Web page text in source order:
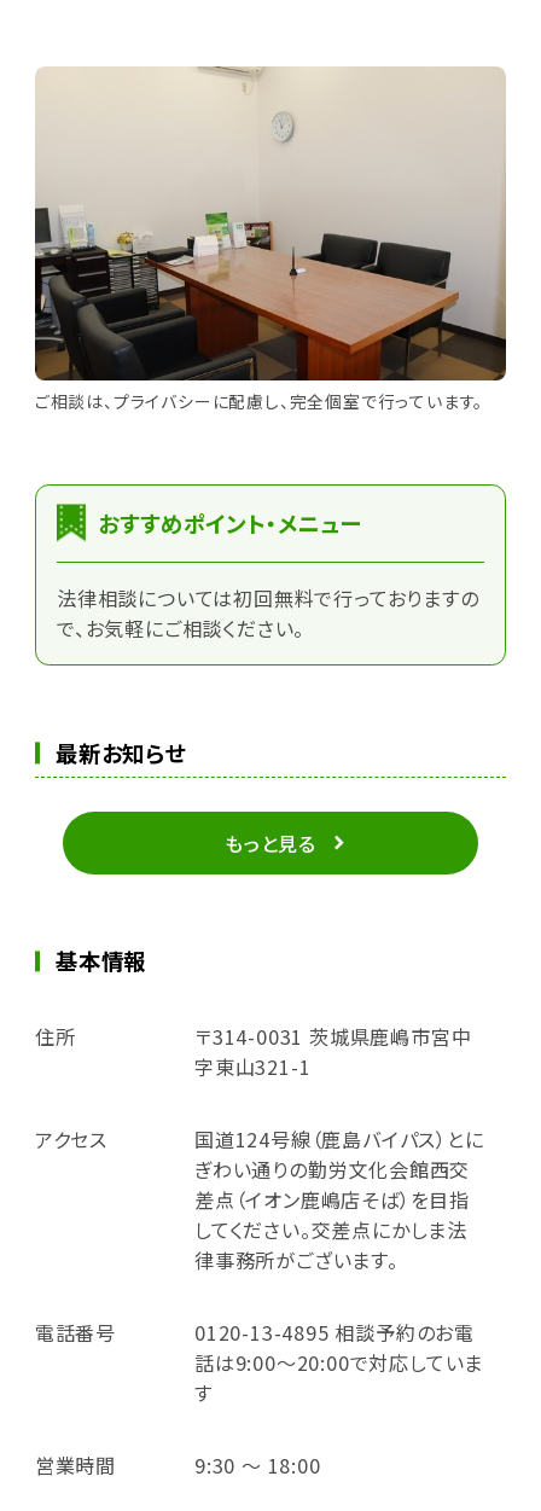
ご相談は、プライバシーに配慮し、完全個室で行っています。
おすすめポイント・メニュー
法律相談については初回無料で行っておりますの
で、お気軽にご相談ください。
最新お知らせ
もっと見る
基本情報
住所
〒314-0031 茨城県鹿嶋市宮中
字東山321-1
アクセス
国道124号線（鹿島バイパス）とに
ぎわい通りの勤労文化会館西交
差点（イオン鹿嶋店そば）を目指
してください。交差点にかしま法
律事務所がございます。
電話番号
0120-13-4895 相談予約のお電
話は9:00～20:00で対応していま
す
営業時間 9:30 ～ 18:00